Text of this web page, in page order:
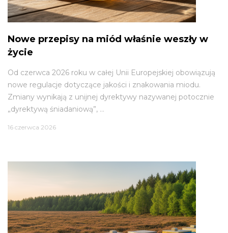
Nowe przepisy na miód właśnie weszły w
życie
Od czerwca 2026 roku w całej Unii Europejskiej obowiązują
nowe regulacje dotyczące jakości i znakowania miodu.
Zmiany wynikają z unijnej dyrektywy nazywanej potocznie
„dyrektywą śniadaniową”, ...
16 czerwca 2026